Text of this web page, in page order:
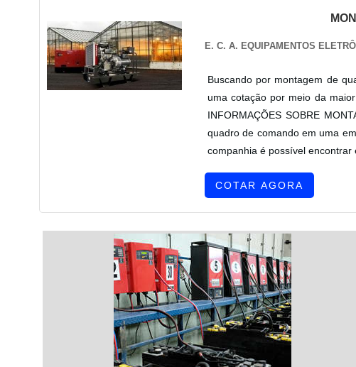
E. C. A. EQUIPAMENTOS
Buscando por montagem de
uma cotação por meio da
INFORMAÇÕES SOBRE
quadro de comando em uma
companhia é possível encontrar
COTAR AGORA